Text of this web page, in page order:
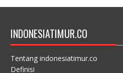
INDONESIATIMUR.CO
Tentang indonesiatimur.co
Definisi